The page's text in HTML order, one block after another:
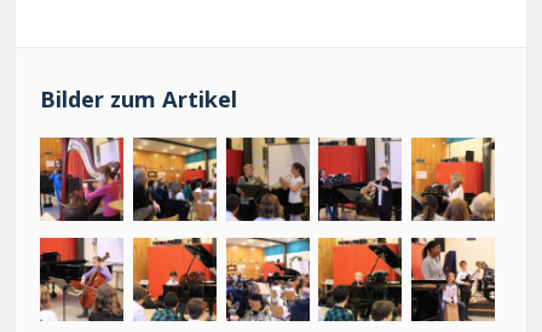
Bilder zum Artikel